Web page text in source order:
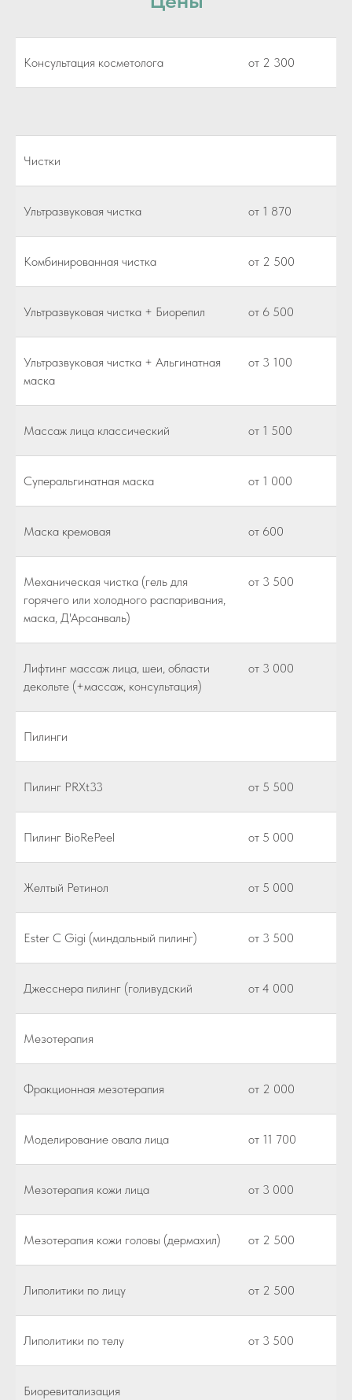
Консультация косметолога от 2 300
Чистки
Ультразвуковая чистка от 1 870
Комбинированная чистка от 2 500
Ультразвуковая чистка + Биорепил от 6 500
Ультразвуковая чистка + Альгинатная
маска
от 3 100
Массаж лица классический от 1 500
Суперальгинатная маска от 1 000
Маска кремовая от 600
Механическая чистка (гель для
горячего или холодного распаривания,
маска, Д'Арсанваль)
от 3 500
Лифтинг массаж лица, шеи, области
декольте (+массаж, консультация)
от 3 000
Пилинги
Пилинг PRXt33 от 5 500
Пилинг BioRePeel от 5 000
Желтый Ретинол от 5 000
Ester C Gigi (миндальный пилинг) от 3 500
Джесснера пилинг (голивудский от 4 000
Мезотерапия
Фракционная мезотерапия от 2 000
Моделирование овала лица от 11 700
Мезотерапия кожи лица от 3 000
Мезотерапия кожи головы (дермахил) от 2 500
Липолитики по лицу от 2 500
Липолитики по телу от 3 500
Биоревитализация